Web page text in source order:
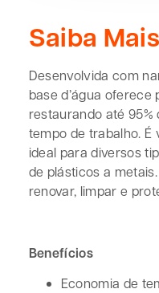
Saiba Mais
Desenvolvida com
base d’água
restaurando até
tempo de trabalho. É
ideal para diversos
de plásticos a
renovar, limpar e
Benefícios
Economia de